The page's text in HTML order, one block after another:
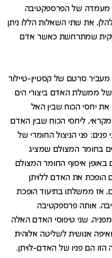
מעמדהּ של הפרספקטיבה
את שתי השאלות הללו ניתן
שמתרחשת כאשר אדם
סרטם של קסטיין-טיילור
של ממשלת האדם ביצורי הים
את יחסי הכוח שבין האל
ליחסי הכוח שבין האדם
פני הניצול החומרי של
בחומר המצולם שמציג
באופן איסוף החומר המצולם
הופכת את האדם ללויתן
אז ממשלתו בתיעוד הופכת
אותה פרספקטיבה
שני טיפוסי האדם האלה
אנושית לשליטה אלוהית
הזו הם פניו של האדם-לויתן.